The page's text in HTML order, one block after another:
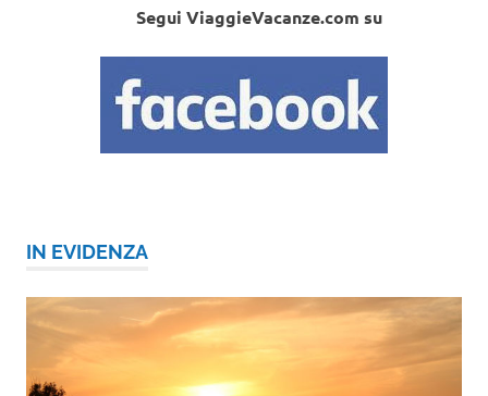
Segui ViaggieVacanze.com su
IN EVIDENZA